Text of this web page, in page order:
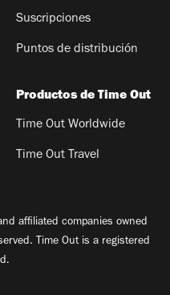
Suscripciones
Puntos de distribución
Productos de Time Out
Time Out Worldwide
Time Out Travel
affiliated companies owned
Time Out is a registered